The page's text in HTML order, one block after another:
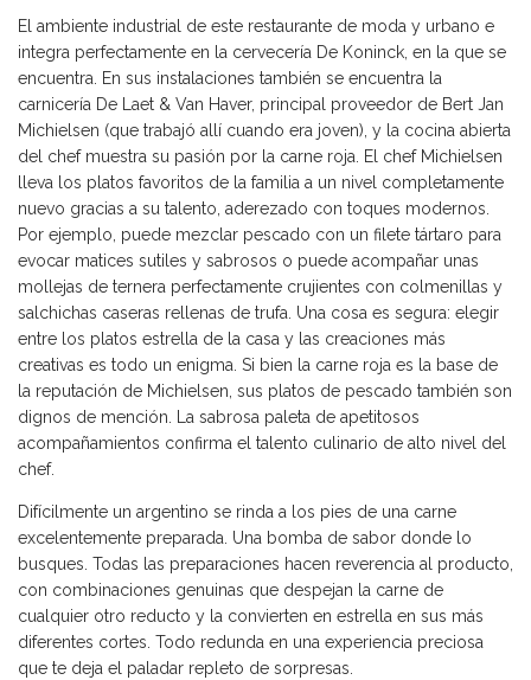
El ambiente industrial de este restaurante de moda y urbano e
integra perfectamente en la cervecería De Koninck, en la que se
encuentra. En sus instalaciones también se encuentra la
carnicería De Laet & Van Haver, principal proveedor de Bert Jan
Michielsen (que trabajó allí cuando era joven), y la cocina abierta
del chef muestra su pasión por la carne roja. El chef Michielsen
lleva los platos favoritos de la familia a un nivel completamente
nuevo gracias a su talento, aderezado con toques modernos.
Por ejemplo, puede mezclar pescado con un filete tártaro para
evocar matices sutiles y sabrosos o puede acompañar unas
mollejas de ternera perfectamente crujientes con colmenillas y
salchichas caseras rellenas de trufa. Una cosa es segura: elegir
entre los platos estrella de la casa y las creaciones más
creativas es todo un enigma. Si bien la carne roja es la base de
la reputación de Michielsen, sus platos de pescado también son
dignos de mención. La sabrosa paleta de apetitosos
acompañamientos confirma el talento culinario de alto nivel del
chef.
Difícilmente un argentino se rinda a los pies de una carne
excelentemente preparada. Una bomba de sabor donde lo
busques. Todas las preparaciones hacen reverencia al producto,
con combinaciones genuinas que despejan la carne de
cualquier otro reducto y la convierten en estrella en sus más
diferentes cortes. Todo redunda en una experiencia preciosa
que te deja el paladar repleto de sorpresas.